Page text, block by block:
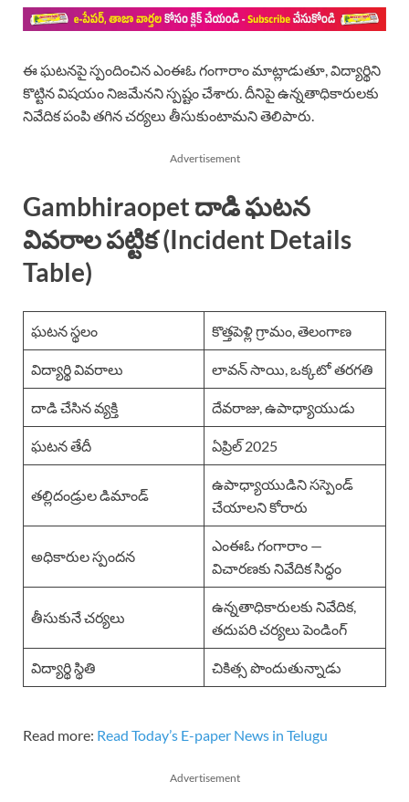
ఈ ఘటనపై స్పందించిన ఎంఈఓ గంగారాం మాట్లాడుతూ, విద్యార్థిని
కొట్టిన విషయం నిజమేనని స్పష్టం చేశారు. దీనిపై ఉన్నతాధికారులకు
నివేదిక పంపి తగిన చర్యలు తీసుకుంటామని తెలిపారు.
Advertisement
Gambhiraopet దాడి ఘటన
వివరాల పట్టిక (Incident Details
Table)
ఘటన స్థలం కొత్తపెళ్లి గ్రామం, తెలంగాణ
విద్యార్థి వివరాలు లావన్ సాయి, ఒక్కటో తరగతి
దాడి చేసిన వ్యక్తి దేవరాజు, ఉపాధ్యాయుడు
ఘటన తేదీ ఏప్రిల్ 2025
తల్లిదండ్రుల డిమాండ్
ఉపాధ్యాయుడిని సస్పెండ్
చేయాలని కోరారు
అధికారుల స్పందన
ఎంఈఓ గంగారాం —
విచారణకు నివేదిక సిద్ధం
తీసుకునే చర్యలు
ఉన్నతాధికారులకు నివేదిక,
తదుపరి చర్యలు పెండింగ్
విద్యార్థి స్థితి చికిత్స పొందుతున్నాడు
Read more: Read Today’s E-paper News in Telugu
Advertisement